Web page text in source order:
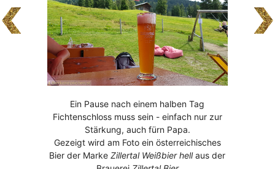
Ein Pause nach einem halben Tag
Fichtenschloss muss sein - einfach nur zur
Stärkung, auch fürn Papa.
Gezeigt wird am Foto ein österreichisches
Bier der MarkeZillertal Weißbier hellaus der